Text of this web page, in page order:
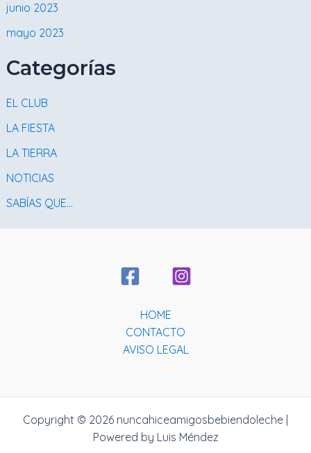
junio 2023
mayo 2023
Categorías
EL CLUB
LA FIESTA
LA TIERRA
NOTICIAS
SABÍAS QUE…
HOME
CONTACTO
AVISO LEGAL
Copyright © 2026 nuncahiceamigosbebiendoleche |
Powered by Luis Méndez